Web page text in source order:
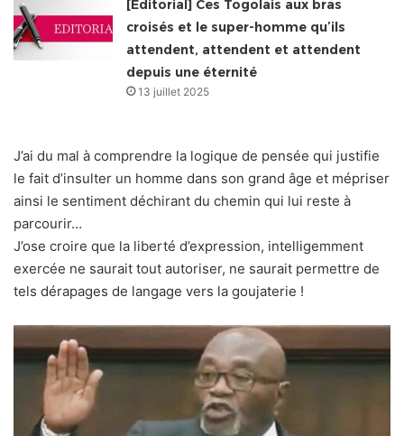
[Éditorial] Ces Togolais aux bras
croisés et le super-homme qu’ils
attendent, attendent et attendent
depuis une éternité
13 juillet 2025
J’ai du mal à comprendre la logique de pensée qui justifie
le fait d’insulter un homme dans son grand âge et mépriser
ainsi le sentiment déchirant du chemin qui lui reste à
parcourir…
J’ose croire que la liberté d’expression, intelligemment
exercée ne saurait tout autoriser, ne saurait permettre de
tels dérapages de langage vers la goujaterie !